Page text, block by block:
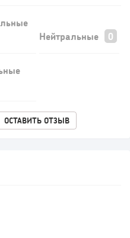
Нейтральные
ОСТАВИТЬ ОТЗЫВ